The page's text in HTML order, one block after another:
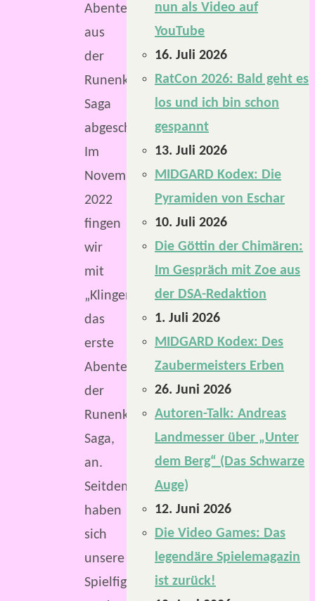
Abenteuer
aus
der
Runenklingen-
Saga
abgeschlossen.
Im
November
2022
fingen
wir
mit
„Klingensucher“,
das
erste
Abenteuer
der
Runenklingen-
Saga,
an.
Seitdem
haben
sich
unsere
Spielfiguren
nun als Video auf
YouTube
16. Juli 2026
RatCon 2026: Bald geht es
los und ich bin schon
gespannt
13. Juli 2026
MIDGARD Kodex: Die
Pyramiden von Eschar
10. Juli 2026
Die Göttin der Chimären:
Im Gespräch mit Zoe aus
der DSA-Redaktion
1. Juli 2026
MIDGARD Kodex: Des
Zaubermeisters Erben
26. Juni 2026
Autoren-Talk: Andreas
Landmesser über „Unter
dem Berg“ (Das Schwarze
Auge)
12. Juni 2026
Die Video Games: Das
legendäre Spielemagazin
ist zurück!